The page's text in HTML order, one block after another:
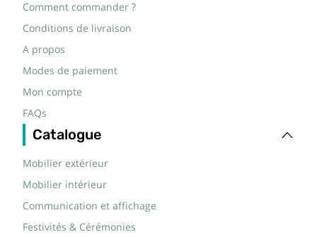
Comment commander ?
Conditions de livraison
A propos
Modes de paiement
Mon compte
FAQs
Catalogue
Mobilier extérieur
Mobilier intérieur
Communication et affichage
Festivités & Cérémonies